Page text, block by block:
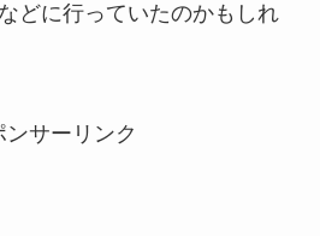
どに行っていたのかもしれ
ンサーリンク